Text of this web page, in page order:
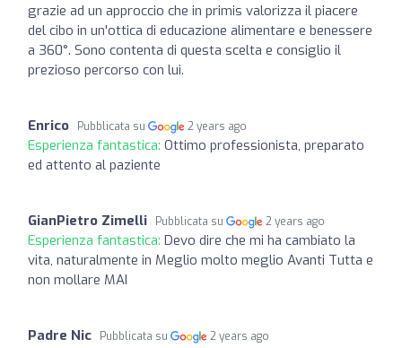
grazie ad un approccio che in primis valorizza il piacere
del cibo in un'ottica di educazione alimentare e benessere
a 360°. Sono contenta di questa scelta e consiglio il
prezioso percorso con lui.
Enrico Pubblicata su 2 years ago
Esperienza fantastica: Ottimo professionista, preparato
ed attento al paziente
GianPietro Zimelli Pubblicata su 2 years ago
Esperienza fantastica: Devo dire che mi ha cambiato la
vita, naturalmente in Meglio molto meglio Avanti Tutta e
non mollare MAI
Padre Nic Pubblicata su 2 years ago